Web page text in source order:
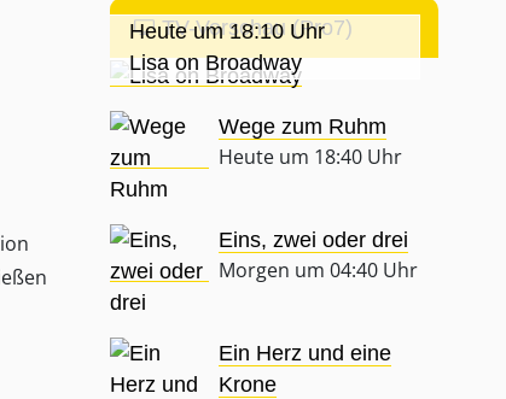
TV-Vorschau (Pro7)
Heute um 18:10 Uhr
Lisa on Broadway
Wege zum Ruhm
Heute um 18:40 Uhr
Eins, zwei oder drei
Morgen um 04:40 Uhr
Ein Herz und eine
Krone